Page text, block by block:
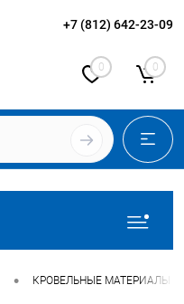
+7 (812) 642-23-09
0 0
• КРОВЕЛЬНЫЕ МАТЕРИАЛЫ